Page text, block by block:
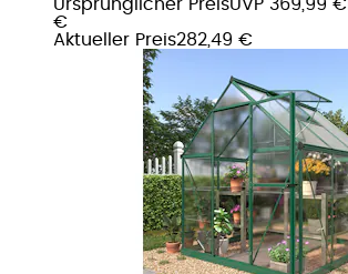
Ursprünglicher PreisUVP 369,99 €
€
Aktueller Preis282,49 €